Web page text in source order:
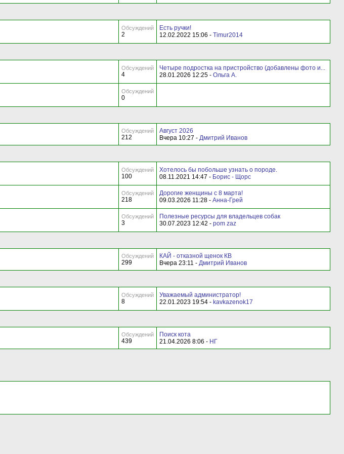
Обсуждений
2
Есть ручки!
12.02.2022 15:06 - Timur2014
Обсуждений
4
Четыре подростка на пристройство (добавлены фото и...
28.01.2026 12:25 - Ольга А.
Обсуждений
0
Обсуждений
212
Август 2026
Вчера 10:27 - Дмитрий Иванов
Обсуждений
100
Хотелось бы побольше узнать о породе.
08.11.2021 14:47 - Борис - Щорс
Обсуждений
218
Дорогие женщины с 8 марта!
09.03.2026 11:28 - Анна-Грей
Обсуждений
3
Полезные ресурсы для владельцев собак
30.07.2023 12:42 - pom zaz
Обсуждений
299
КАЙ - отказной щенок КВ
Вчера 23:11 - Дмитрий Иванов
Обсуждений
8
Уважаемый администратор!
22.01.2023 19:54 - kavkazenok17
Обсуждений
439
Поиск кота
21.04.2026 8:06 - НГ